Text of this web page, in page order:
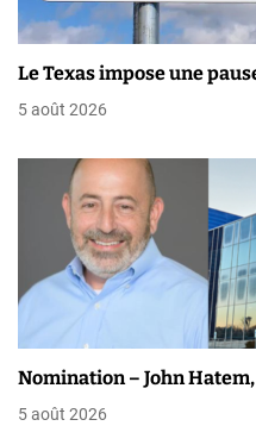
t
i
c
l
Le Texas impose une
5 août 2026
Nomination – John
5 août 2026